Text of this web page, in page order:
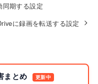
同期する設定
に録画を転送する設定
まとめ 更新中